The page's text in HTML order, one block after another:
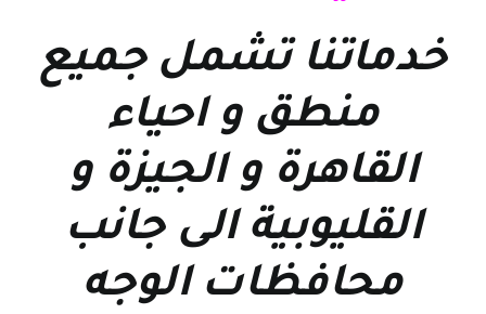
خدماتنا تشمل جميع
منطق و احياء
القاهرة و الجيزة و
القليوبية الى جانب
محافظات الوجه